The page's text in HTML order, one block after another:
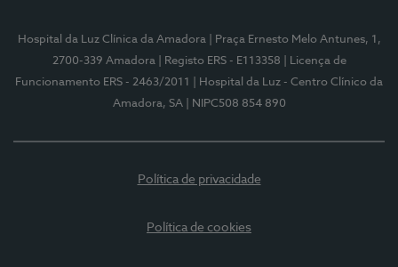
Hospital da Luz Clínica da Amadora
| Praça Ernesto Melo Antunes, 1,
2700-339 Amadora
| Registo ERS - E113358
| Licença de
Funcionamento ERS - 2463/2011
| Hospital da Luz - Centro Clínico da
Amadora, SA
| NIPC508 854 890
Política de privacidade
Política de cookies